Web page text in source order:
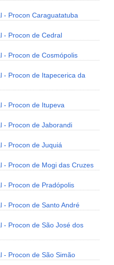
- Procon Caraguatatuba
- Procon de Cedral
- Procon de Cosmópolis
- Procon de Itapecerica da
- Procon de Itupeva
- Procon de Jaborandi
- Procon de Juquiá
- Procon de Mogi das Cruzes
- Procon de Pradópolis
- Procon de Santo André
- Procon de São José dos
- Procon de São Simão